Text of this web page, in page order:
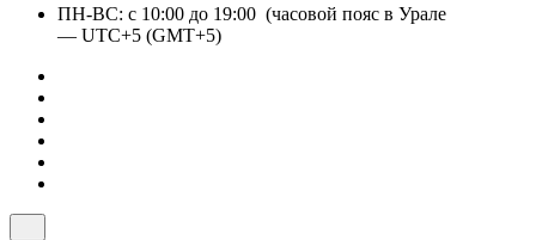
ПН-ВС: с 10:00 до 19:00 (часовой пояс в Урале
— UTC+5 (GMT+5)